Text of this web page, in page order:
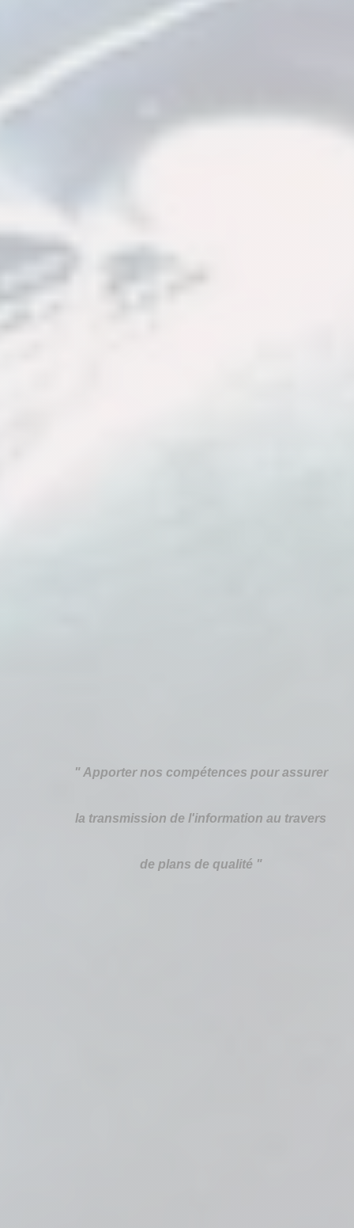
" Apporter nos compétences pour assurer
la transmission de l'information au travers
de plans de qualité "